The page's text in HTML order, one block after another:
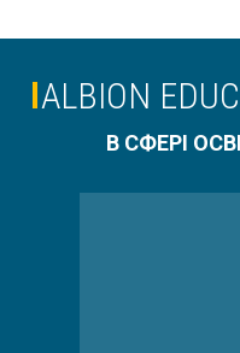
ALBION
В СФЕРІ